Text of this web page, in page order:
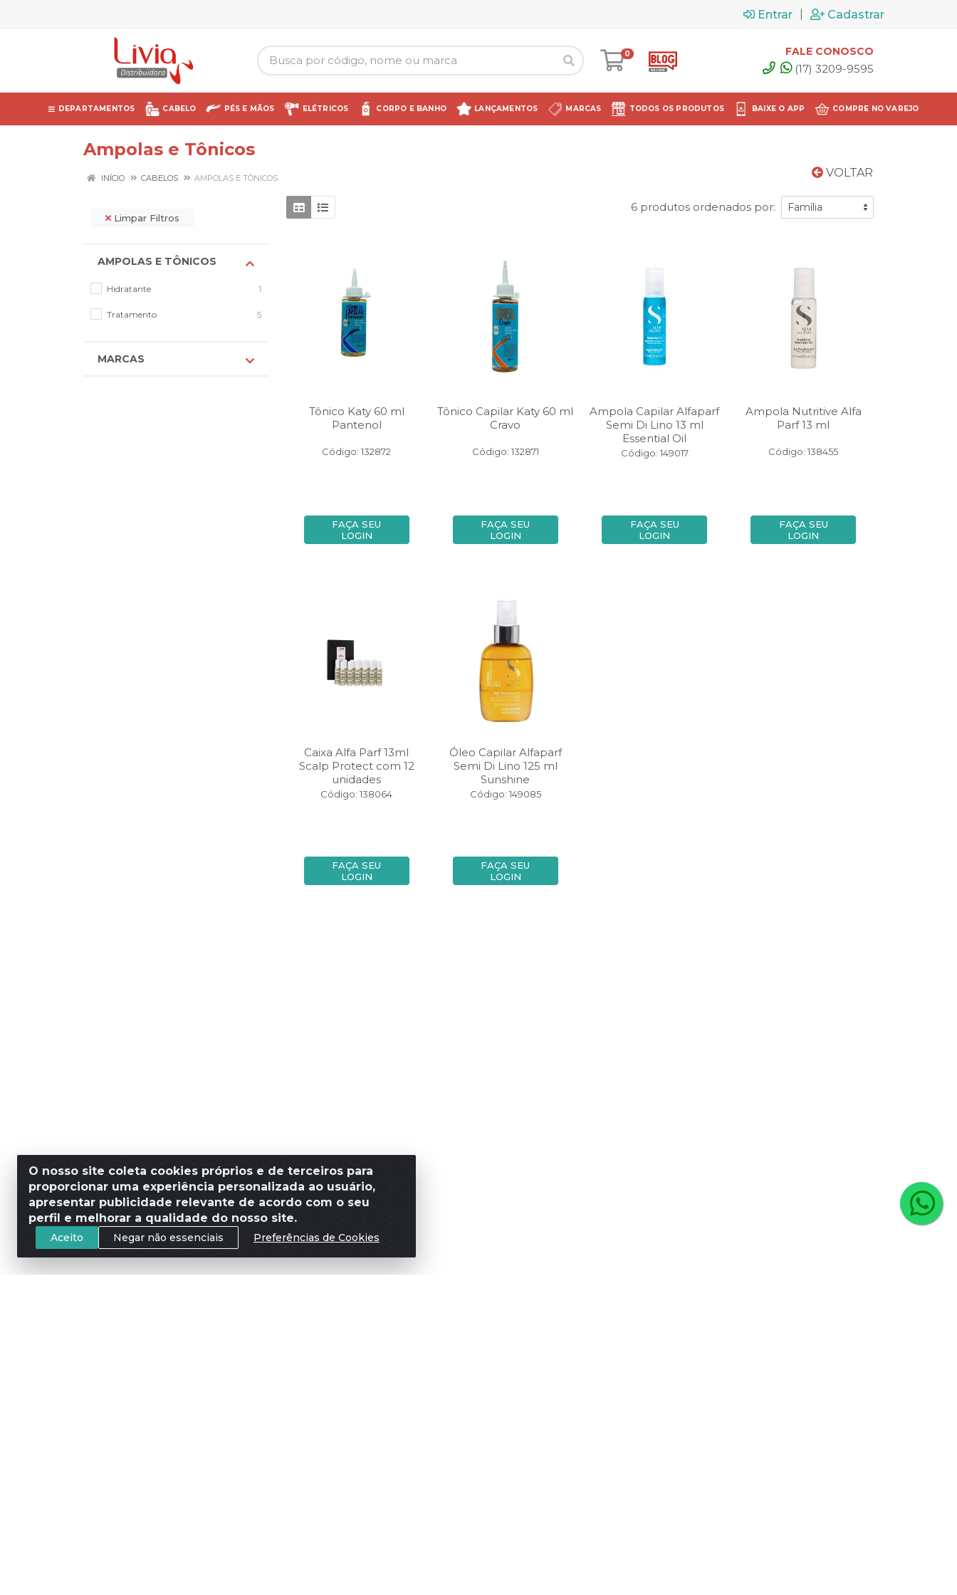
Entrar Cadastrar
0 FALE CONOSCO
(17) 3209-9595
DEPARTAMENTOS CABELO PÉS E MÃOS ELÉTRICOS CORPO E BANHO LANÇAMENTOS MARCAS TODOS OS PRODUTOS BAIXE O APP COMPRE NO VAREJO
Ampolas e Tônicos
VOLTAR
INÍCIO CABELOS AMPOLAS E TÔNICOS
Limpar Filtros
AMPOLAS E TÔNICOS
Hidratante 1
Tratamento 5
MARCAS
6 produtos ordenados por:
Tônico Katy 60 ml
Pantenol
Código: 132872
FAÇA SEU
LOGIN
Tônico Capilar Katy 60 ml
Cravo
Código: 132871
FAÇA SEU
LOGIN
Ampola Capilar Alfaparf
Semi Di Lino 13 ml
Essential Oil
Código: 149017
FAÇA SEU
LOGIN
Ampola Nutritive Alfa
Parf 13 ml
Código: 138455
FAÇA SEU
LOGIN
Caixa Alfa Parf 13ml
Scalp Protect com 12
unidades
Código: 138064
FAÇA SEU
LOGIN
Óleo Capilar Alfaparf
Semi Di Lino 125 ml
Sunshine
Código: 149085
FAÇA SEU
LOGIN
O nosso site coleta cookies próprios e de terceiros para
proporcionar uma experiência personalizada ao usuário,
apresentar publicidade relevante de acordo com o seu
perfil e melhorar a qualidade do nosso site.
Aceito Negar não essenciais Preferências de Cookies